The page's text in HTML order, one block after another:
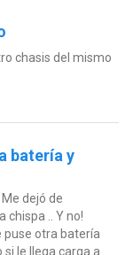
chasis del mismo
batería y
dejó de
chispa .. Y no!
puse otra batería
le llega carga a